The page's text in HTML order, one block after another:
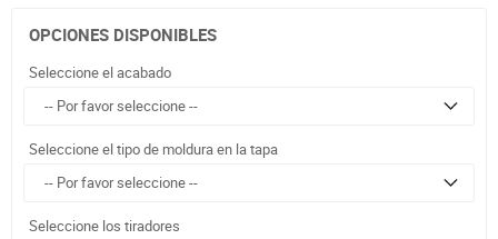
OPCIONES DISPONIBLES
Seleccione el acabado
Seleccione el tipo de moldura en la tapa
Seleccione los tiradores